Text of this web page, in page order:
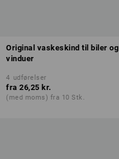
Original vaskeskind til biler og
vinduer
4 udførelser
fra 26,25 kr.
(med moms) fra 10 Stk.